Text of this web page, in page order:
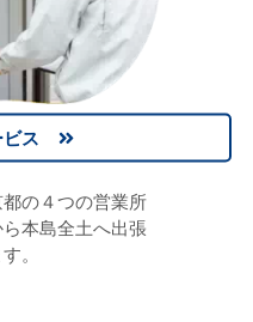
ス
の４つの営業所
本島全土へ出張
。